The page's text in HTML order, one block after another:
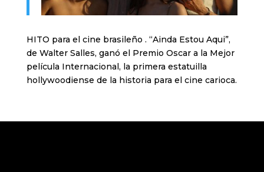
HITO para el cine brasileño . “Ainda Estou Aqui”,
de Walter Salles, ganó el Premio Oscar a la Mejor
película Internacional, la primera estatuilla
hollywoodiense de la historia para el cine carioca.